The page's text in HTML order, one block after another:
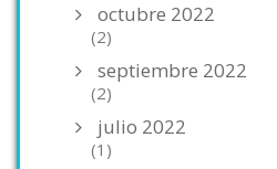
octubre 2022
(2)
septiembre 2022
(2)
julio 2022
(1)